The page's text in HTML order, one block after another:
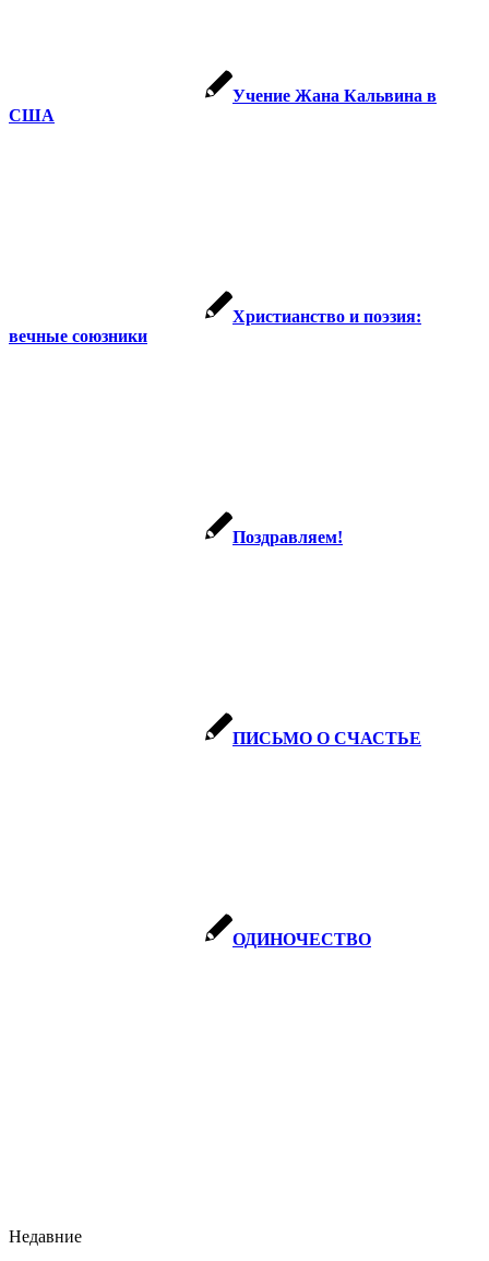
Учение Жана Кальвина в
США
Христианство и поэзия:
вечные союзники
Поздравляем!
ПИСЬМО О СЧАСТЬЕ
ОДИНОЧЕСТВО
Недавние